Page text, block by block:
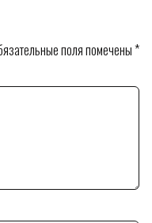
поля помечены*